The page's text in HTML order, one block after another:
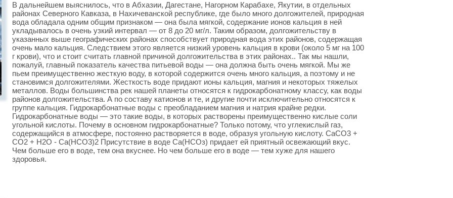
В дальнейшем выяснилось, что в Абхазии, Дагестане, Нагорном Карабахе, Якутии, в отдельных
районах Северного Кавказа, в Нахичеванской республике, где было много долгожителей, природная
вода обладала одним общим признаком — она была мягкой, содержание ионов кальция в ней
укладывалось в очень узкий интервал — от 8 до 20 мг/л. Таким образом, долгожительству в
указанных выше географических районах способствует природная вода этих районов, содержащая
очень мало кальция. Следствием этого является низкий уровень кальция в крови (около 5 мг на 100
г крови), что и стоит считать главной причиной долгожительства в этих районах.. Так мы нашли,
пожалуй, главный показатель качества питьевой воды — она должна быть очень мягкой. Мы же
пьем преимущественно жесткую воду, в которой содержится очень много кальция, а поэтому и не
становимся долгожителями. Жесткость воде придают ионы кальция, магния и некоторых тяжелых
металлов. Воды большинства рек нашей планеты относятся к гидрокарбонатному классу, как воды
районов долгожительства. А по составу катионов и те, и другие почти исключительно относятся к
группе кальция. Гидрокарбонатные воды с преобладанием магния и натрия крайне редки.
Гидрокарбонатные воды — это такие воды, в которых растворены преимущественно кислые соли
угольной кислоты. Почему в основном гидрокарбонатные? Только потому, что углекислый газ,
содержащийся в атмосфере, постоянно растворяется в воде, образуя угольную кислоту. СаСО3 +
СО2 + Н2О - Са(НСО3)2 Присутствие в воде Са(НСОз) придает ей приятный освежающий вкус.
Чем больше его в воде, тем она вкуснее. Но чем больше его в воде — тем хуже для нашего
здоровья.